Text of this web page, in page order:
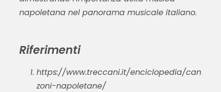
napoletana nel panorama musicale italiano.
Riferimenti
https://www.treccani.it/enciclopedia/can
zoni-napoletane/